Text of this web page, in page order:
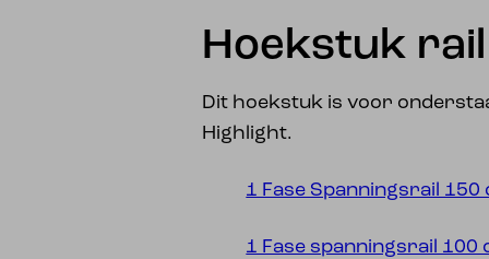
Hoekstuk
Dit hoekstuk is voor
Highlight.
1 Fase Spanningsrail 150
1 Fase spanningsrail 100